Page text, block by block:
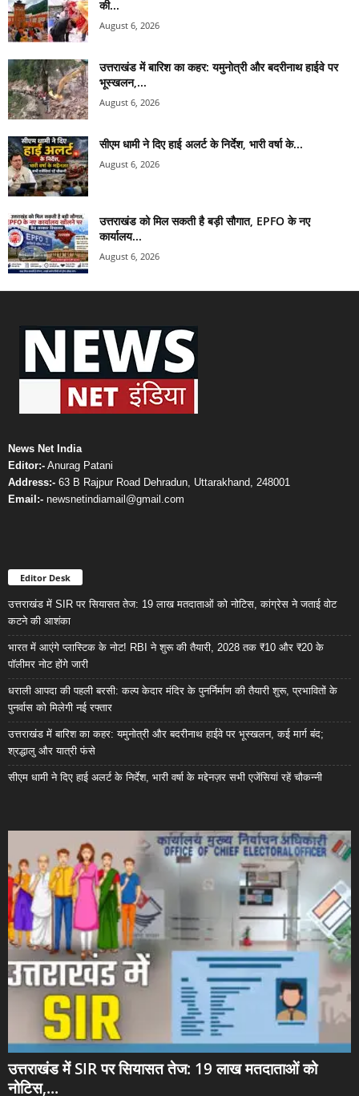
की...
August 6, 2026
उत्तराखंड में बारिश का कहर: यमुनोत्री और बदरीनाथ हाईवे पर
भूस्खलन,...
August 6, 2026
सीएम धामी ने दिए हाई अलर्ट के निर्देश, भारी वर्षा के...
August 6, 2026
उत्तराखंड को मिल सकती है बड़ी सौगात, EPFO के नए
कार्यालय...
August 6, 2026
News Net India
Editor:- Anurag Patani
Address:- 63 B Rajpur Road Dehradun, Uttarakhand, 248001
Email:- newsnetindiamail@gmail.com
Editor Desk
उत्तराखंड में SIR पर सियासत तेज: 19 लाख मतदाताओं को नोटिस, कांग्रेस ने जताई वोट
कटने की आशंका
भारत में आएंगे प्लास्टिक के नोट! RBI ने शुरू की तैयारी, 2028 तक ₹10 और ₹20 के
पॉलीमर नोट होंगे जारी
धराली आपदा की पहली बरसी: कल्प केदार मंदिर के पुनर्निर्माण की तैयारी शुरू, प्रभावितों के
पुनर्वास को मिलेगी नई रफ्तार
उत्तराखंड में बारिश का कहर: यमुनोत्री और बदरीनाथ हाईवे पर भूस्खलन, कई मार्ग बंद;
श्रद्धालु और यात्री फंसे
सीएम धामी ने दिए हाई अलर्ट के निर्देश, भारी वर्षा के मद्देनज़र सभी एजेंसियां रहें चौकन्नी
उत्तराखंड में SIR पर सियासत तेज: 19 लाख मतदाताओं को
नोटिस,...